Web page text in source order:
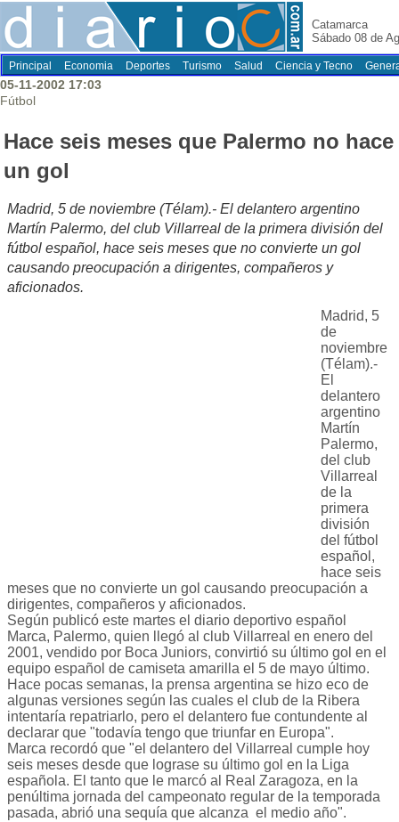
Catamarca
Sábado 08 de
Principal Economia Deportes Turismo Salud Ciencia y Tecno
05-11-2002 17:03
Fútbol
Hace seis meses que Palermo no hace
un gol
Madrid, 5 de noviembre (Télam).- El delantero argentino
Martín Palermo, del club Villarreal de la primera división del
fútbol español, hace seis meses que no convierte un gol
causando preocupación a dirigentes, compañeros y
aficionados.
Madrid, 5
de
noviembre
(Télam).-
El
delantero
argentino
Martín
Palermo,
del club
Villarreal
de la
primera
división
del fútbol
español,
hace seis
meses que no convierte un gol causando preocupación a
dirigentes, compañeros y aficionados.
Según publicó este martes el diario deportivo español
Marca, Palermo, quien llegó al club Villarreal en enero del
2001, vendido por Boca Juniors, convirtió su último gol en el
equipo español de camiseta amarilla el 5 de mayo último.
Hace pocas semanas, la prensa argentina se hizo eco de
algunas versiones según las cuales el club de la Ribera
intentaría repatriarlo, pero el delantero fue contundente al
declarar que "todavía tengo que triunfar en Europa".
Marca recordó que "el delantero del Villarreal cumple hoy
seis meses desde que lograse su último gol en la Liga
española. El tanto que le marcó al Real Zaragoza, en la
penúltima jornada del campeonato regular de la temporada
pasada, abrió una sequía que alcanza el medio año".